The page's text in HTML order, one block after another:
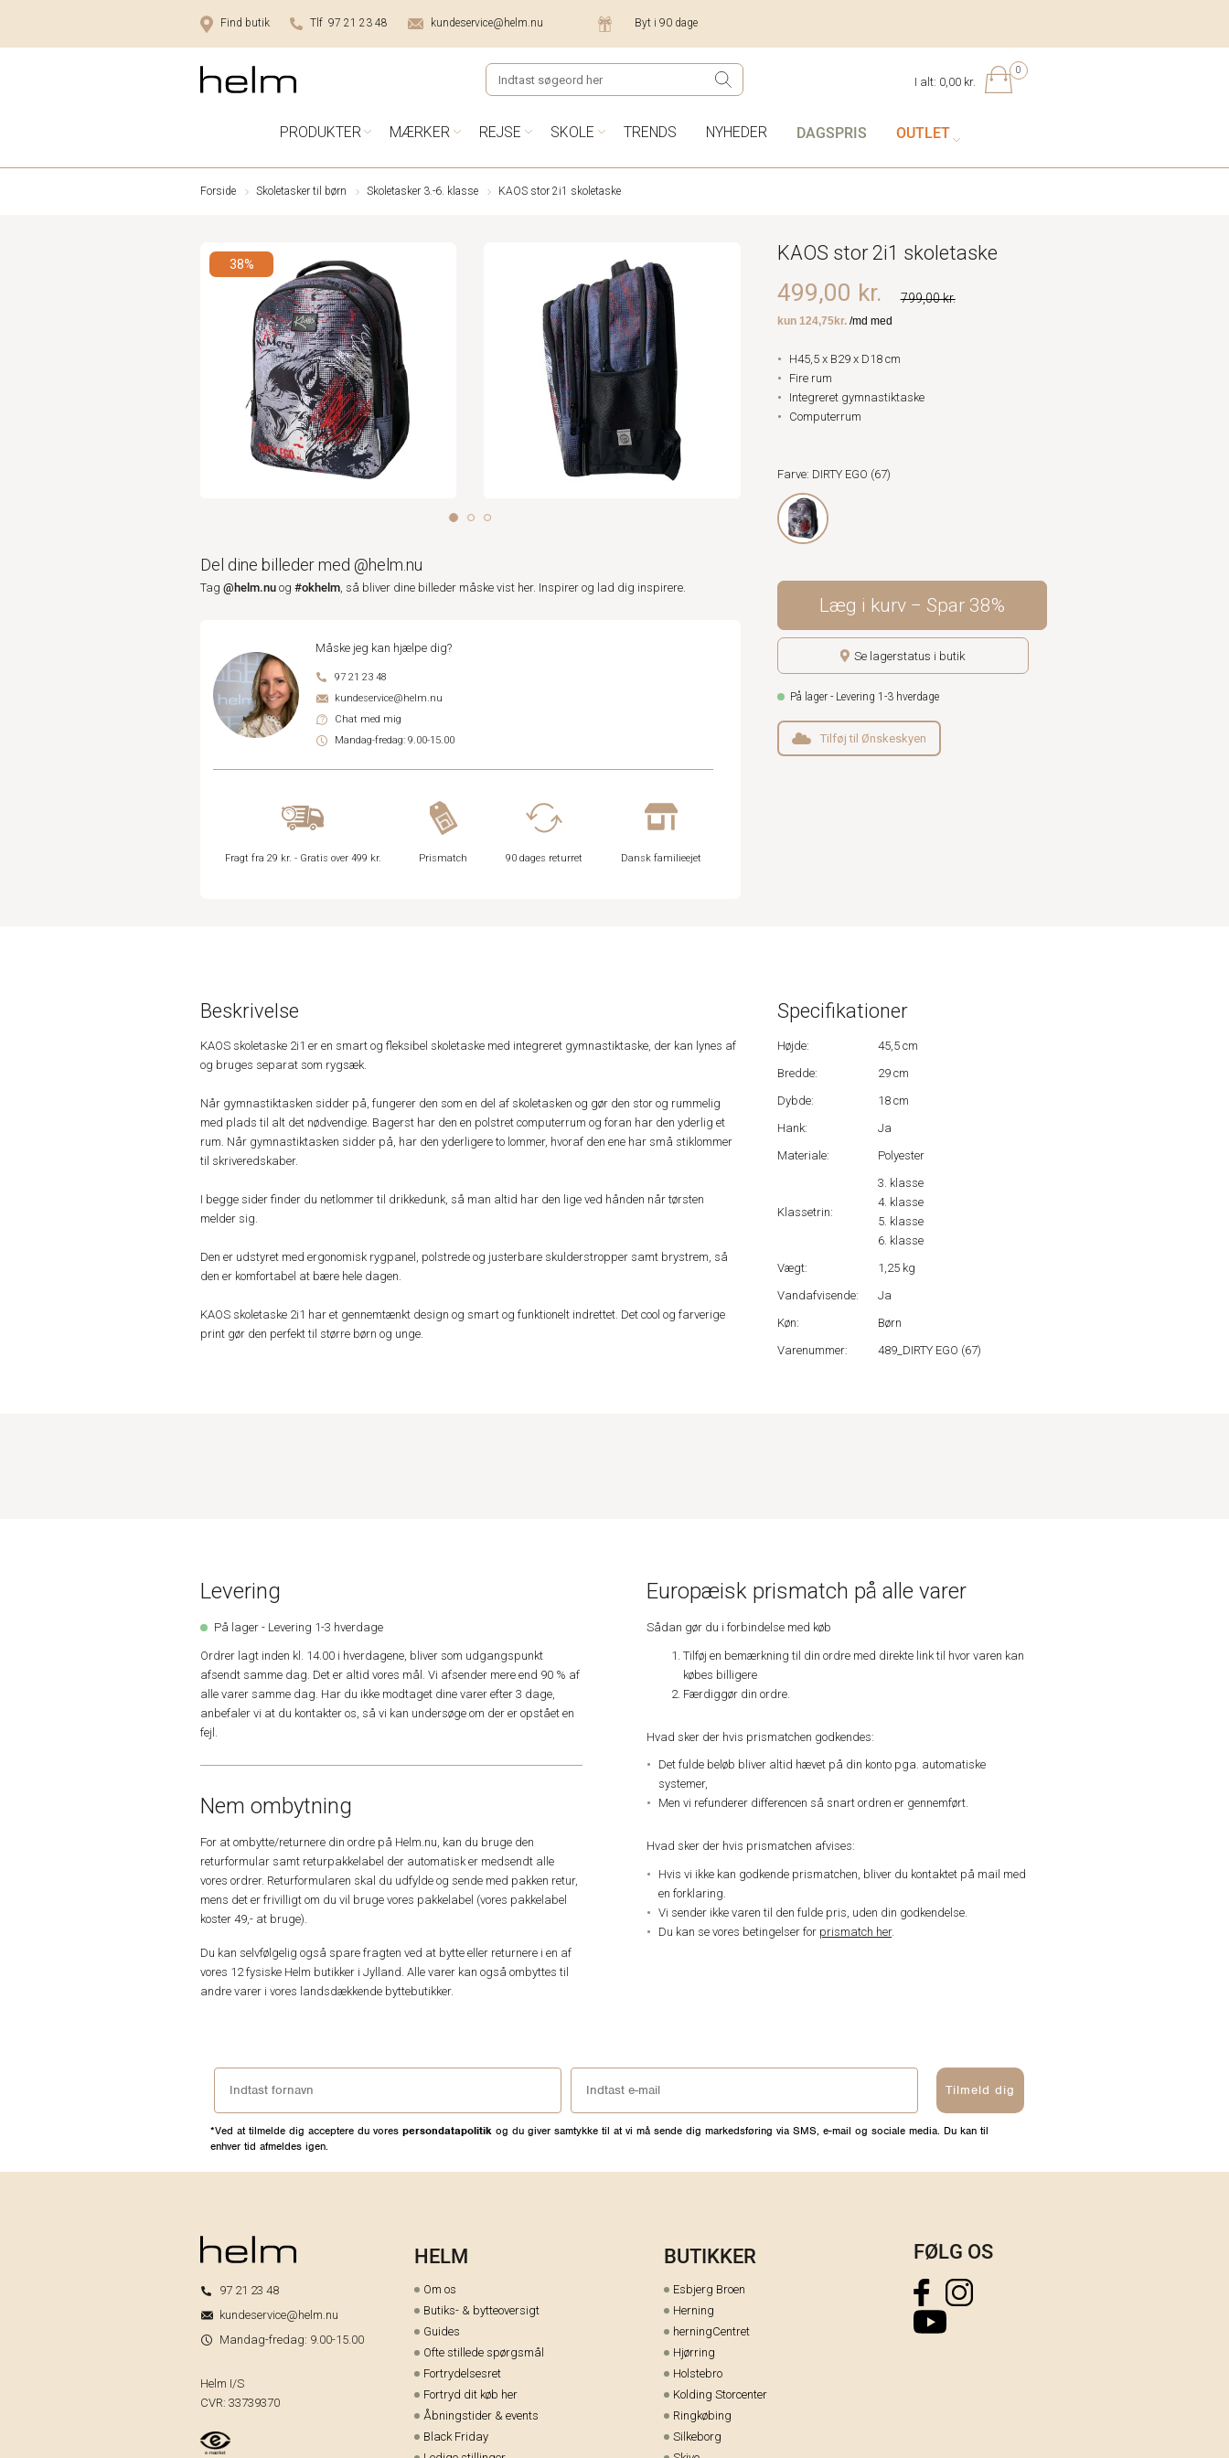
Find butik Tlf 97 21 23 48 kundeservice@helm.nu Byt i 90 dage
0
I alt: 0,00 kr.
PRODUKTER MÆRKER REJSE SKOLE TRENDS NYHEDER DAGSPRIS OUTLET
Forside Skoletasker til børn Skoletasker 3.-6. klasse KAOS stor 2i1 skoletaske
38%
Del dine billeder med @helm.nu
Tag @helm.nu og #okhelm, så bliver dine billeder måske vist her. Inspirer og lad dig inspirere.
Måske jeg kan hjælpe dig?
97 21 23 48
kundeservice@helm.nu
Chat med mig
Mandag-fredag: 9.00-15.00
Fragt fra 29 kr. - Gratis over 499 kr. Prismatch 90 dages returret Dansk familieejet
KAOS stor 2i1 skoletaske
799,00 kr.
499,00 kr.
H45,5 x B29 x D18 cm
Fire rum
Integreret gymnastiktaske
Computerrum
Farve: DIRTY EGO (67)
Læg i kurv Spar 38%
Se lagerstatus i butik
På lager - Levering 1-3 hverdage
Tilføj til Ønskeskyen
Beskrivelse
KAOS skoletaske 2i1 er en smart og fleksibel skoletaske med integreret gymnastiktaske, der kan lynes af
og bruges separat som rygsæk.
Når gymnastiktasken sidder på, fungerer den som en del af skoletasken og gør den stor og rummelig
med plads til alt det nødvendige. Bagerst har den en polstret computerrum og foran har den yderlig et
rum. Når gymnastiktasken sidder på, har den yderligere to lommer, hvoraf den ene har små stiklommer
til skriveredskaber.
I begge sider finder du netlommer til drikkedunk, så man altid har den lige ved hånden når tørsten
melder sig.
Den er udstyret med ergonomisk rygpanel, polstrede og justerbare skulderstropper samt brystrem, så
den er komfortabel at bære hele dagen.
KAOS skoletaske 2i1 har et gennemtænkt design og smart og funktionelt indrettet. Det cool og farverige
print gør den perfekt til større børn og unge.
Specifikationer
Højde:
45,5 cm
Bredde:
29 cm
Dybde:
18 cm
Hank:
Ja
Materiale:
Polyester
Klassetrin:
3. klasse
4. klasse
5. klasse
6. klasse
Vægt:
1,25 kg
Vandafvisende:
Ja
Køn:
Børn
Varenummer:
489_DIRTY EGO (67)
Levering
På lager - Levering 1-3 hverdage
Ordrer lagt inden kl. 14.00 i hverdagene, bliver som udgangspunkt
afsendt samme dag. Det er altid vores mål. Vi afsender mere end 90 % af
alle varer samme dag. Har du ikke modtaget dine varer efter 3 dage,
anbefaler vi at du kontakter os, så vi kan undersøge om der er opstået en
fejl.
Nem ombytning
For at ombytte/returnere din ordre på Helm.nu, kan du bruge den
returformular samt returpakkelabel der automatisk er medsendt alle
vores ordrer. Returformularen skal du udfylde og sende med pakken retur,
mens det er frivilligt om du vil bruge vores pakkelabel (vores pakkelabel
koster 49,- at bruge).
Du kan selvfølgelig også spare fragten ved at bytte eller returnere i en af
vores 12 fysiske Helm butikker i Jylland. Alle varer kan også ombyttes til
andre varer i vores landsdækkende byttebutikker.
Europæisk prismatch på alle varer
Sådan gør du i forbindelse med køb
Tilføj en bemærkning til din ordre med direkte link til hvor varen kan
købes billigere
Færdiggør din ordre.
Hvad sker der hvis prismatchen godkendes:
Det fulde beløb bliver altid hævet på din konto pga. automatiske
systemer,
Men vi refunderer differencen så snart ordren er gennemført.
Hvad sker der hvis prismatchen afvises:
Hvis vi ikke kan godkende prismatchen, bliver du kontaktet på mail med
en forklaring.
Vi sender ikke varen til den fulde pris, uden din godkendelse.
Du kan se vores betingelser for prismatch her.
Tilmeld dig
*Ved at tilmelde dig acceptere du vores persondatapolitik og du giver samtykke til at vi må sende dig markedsføring via SMS, e-mail og sociale media. Du kan til
enhver tid afmeldes igen.
97 21 23 48
kundeservice@helm.nu
Mandag-fredag: 9.00-15.00
Helm I/S
CVR: 33739370
HELM
Om os
Butiks- & bytteoversigt
Guides
Ofte stillede spørgsmål
Fortrydelsesret
Fortryd dit køb her
Åbningstider & events
Black Friday
BUTIKKER
Esbjerg Broen
Herning
herningCentret
Hjørring
Holstebro
Kolding Storcenter
Ringkøbing
Silkeborg
FØLG OS